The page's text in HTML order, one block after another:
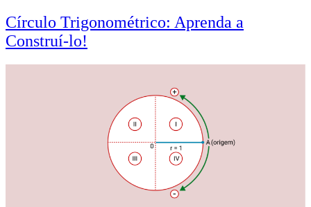
Círculo Trigonométrico: Aprenda a
Construí-lo!